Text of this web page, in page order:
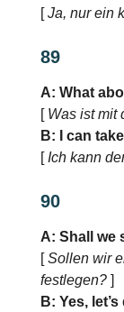
[Ja, nur ein
89
A: What
[ Was ist mit
B: I can
[ Ich kann
90
A: Shall we
[Sollen wir
festlegen?]
B: Yes,